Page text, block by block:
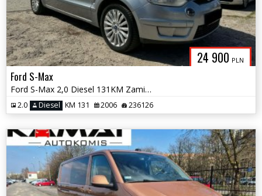
24 900 PLN
Ford S-Max
Ford S-Max 2,0 Diesel 131KM Zamiana
2.0 Diesel KM 131 2006 236126